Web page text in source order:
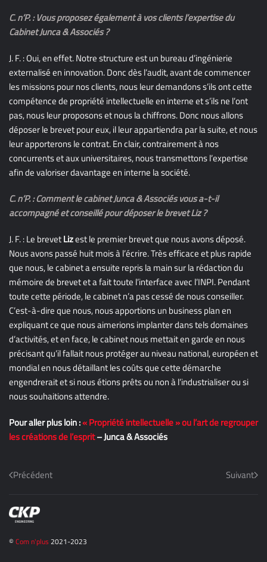
C. n’P. : Vous proposez également à vos clients l’expertise du
Cabinet Junca & Associés ?
J. F. : Oui, en effet. Notre structure est un bureau d’ingénierie
externalisé en innovation. Donc dès l’audit, avant de commencer
les missions pour nos clients, nous leur demandons s’ils ont cette
compétence de propriété intellectuelle en interne et s’ils ne l’ont
pas, nous leur proposons et nous la chiffrons. Donc nous allons
déposer le brevet pour eux, il leur appartiendra par la suite, et nous
leur apporterons le contrat. En clair, contrairement à nos
concurrents et aux universitaires, nous transmettons l’expertise
afin de valoriser davantage en interne la société.
C. n’P. : Comment le cabinet Junca & Associés vous a-t-il
accompagné et conseillé pour déposer le brevet Liz ?
J. F. : Le brevetLizest le premier brevet que nous avons déposé.
Nous avons passé huit mois à l’écrire. Très efficace et plus rapide
que nous, le cabinet a ensuite repris la main sur la rédaction du
mémoire de brevet et a fait toute l’interface avec l’INPI. Pendant
toute cette période, le cabinet n’a pas cessé de nous conseiller.
C’est-à-dire que nous, nous apportions un business plan en
expliquant ce que nous aimerions implanter dans tels domaines
d’activités, et en face, le cabinet nous mettait en garde en nous
précisant qu’il fallait nous protéger au niveau national, européen et
mondial en nous détaillant les coûts que cette démarche
engendrerait et si nous étions prêts ou non à l’industrialiser ou si
nous souhaitions attendre.
Pour aller plus loin :« Propriété intellectuelle » ou l’art de regrouper
les créations de l’esprit– Junca & Associés
Précédent Suivant
© Com n'plus 2021-2023